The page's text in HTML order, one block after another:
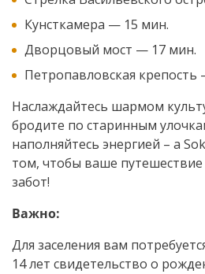
Кунсткамера — 15 мин.
Дворцовый мост — 17 мин.
Петропавловская крепость
Наслаждайтесь шармом
бродите по старинным
наполняйтесь энергией – а
том, чтобы ваше
забот!
Важно:
Для заселения вам
14 лет свидетельство о